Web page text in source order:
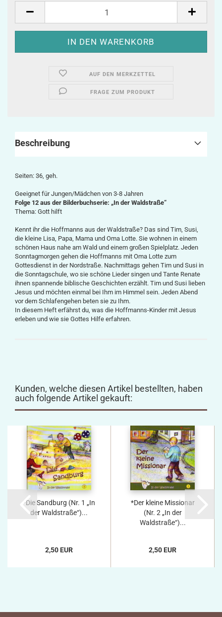
AUF DEN MERKZETTEL
FRAGE ZUM PRODUKT
Beschreibung
Seiten: 36, geh.
Geeignet für Jungen/Mädchen von 3-8 Jahren
Folge 12 aus der Bilderbuchserie: „In der Waldstraße“
Thema: Gott hilft
Kennt ihr die Hoffmanns aus der Waldstraße? Das sind Tim, Susi,
die kleine Lisa, Papa, Mama und Oma Lotte. Sie wohnen in einem
schönen Haus nahe am Wald und einem großen Spielplatz. Jeden
Sonntagmorgen gehen die Hoffmanns mit Oma Lotte zum
Gottesdienst in der Nordstraße. Nachmittags gehen Tim und Susi in
die Sonntagschule, wo sie schöne Lieder singen und Tante Renate
ihnen spannende biblische Geschichten erzählt. Tim und Susi lieben
Jesus und möchten einmal bei Ihm im Himmel sein. Jeden Abend
vor dem Schlafengehen beten sie zu Ihm.
In diesem Heft erfährst du, was die Hoffmanns-Kinder mit Jesus
erleben und wie sie Gottes Hilfe erfahren.
Kunden, welche diesen Artikel bestellten, haben
auch folgende Artikel gekauft:
*Die Sandburg (Nr. 1 „In
der Waldstraße“)...
2,50 EUR
*Der kleine Missionar
(Nr. 2 „In der
Waldstraße“)...
2,50 EUR